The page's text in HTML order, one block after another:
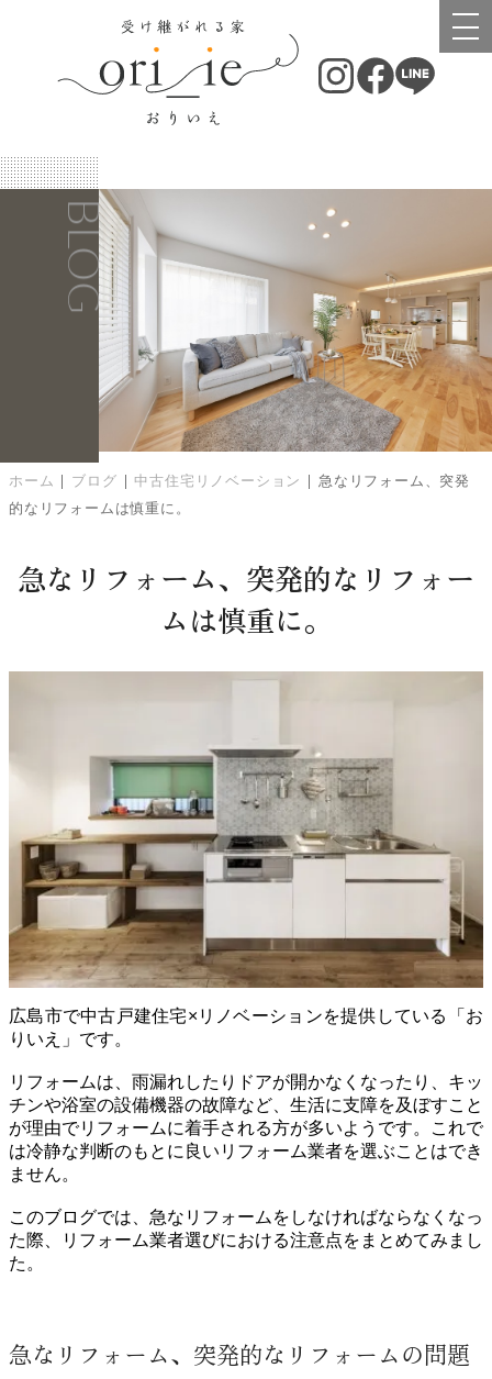
BLOG
ホーム | ブログ | 中古住宅リノベーション | 急なリフォーム、突発
的なリフォームは慎重に。
急なリフォーム、突発的なリフォー
ムは慎重に。
広島市で中古戸建住宅×リノベーションを提供している「お
りいえ」です。
リフォームは、雨漏れしたりドアが開かなくなったり、キッ
チンや浴室の設備機器の故障など、生活に支障を及ぼすこと
が理由でリフォームに着手される方が多いようです。これで
は冷静な判断のもとに良いリフォーム業者を選ぶことはでき
ません。
このブログでは、急なリフォームをしなければならなくなっ
た際、リフォーム業者選びにおける注意点をまとめてみまし
た。
急なリフォーム、突発的なリフォームの問題